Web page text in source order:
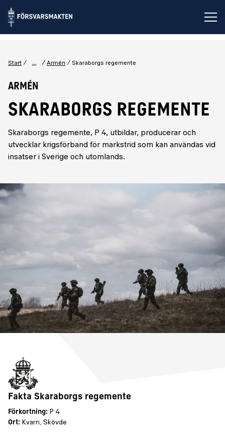
Start ... Armén Skaraborgs regemente
Armén
SKARABORGS REGEMENTE
Skaraborgs regemente, P 4, utbildar, producerar och
utvecklar krigsförband för markstrid som kan användas vid
insatser i Sverige och utomlands.
Fakta Skaraborgs regemente
Förkortning: P 4
Ort: Kvarn, Skövde